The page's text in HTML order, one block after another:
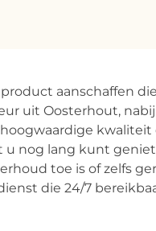
aanschaffen
uit Oosterhout,
u nog lang kunt
toe is of zelfs
die 24/7